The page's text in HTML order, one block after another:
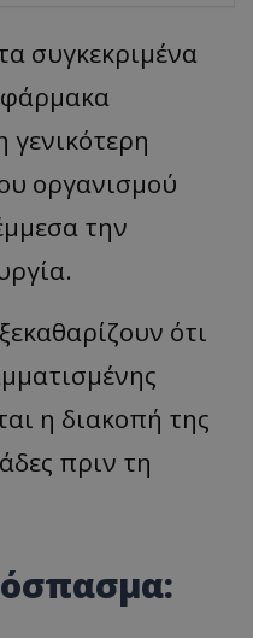
συγκεκριμένα
φάρμακα
οργανισμού
την
ότι
η διακοπή της
πριν τη